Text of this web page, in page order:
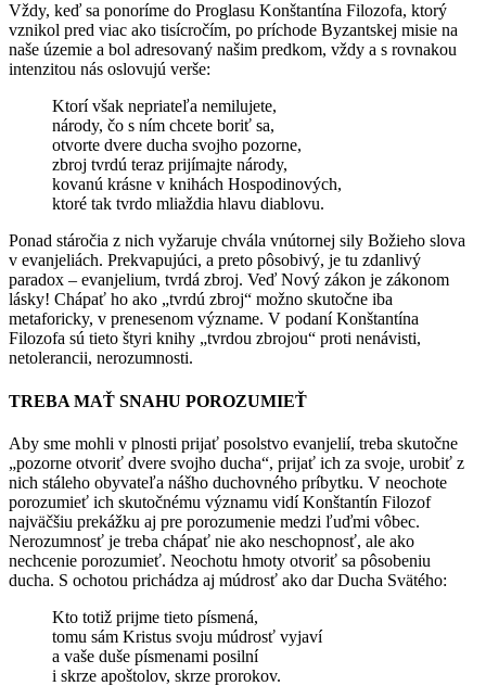
Vždy, keď sa ponoríme do Proglasu Konštantína Filozofa, ktorý
vznikol pred viac ako tisícročím, po príchode Byzantskej misie na
naše územie a bol adresovaný našim predkom, vždy a s rovnakou
intenzitou nás oslovujú verše:
Ktorí však nepriateľa nemilujete,
národy, čo s ním chcete boriť sa,
otvorte dvere ducha svojho pozorne,
zbroj tvrdú teraz prijímajte národy,
kovanú krásne v knihách Hospodinových,
ktoré tak tvrdo mliaždia hlavu diablovu.
Ponad stáročia z nich vyžaruje chvála vnútornej sily Božieho slova
v evanjeliách. Prekvapujúci, a preto pôsobivý, je tu zdanlivý
paradox – evanjelium, tvrdá zbroj. Veď Nový zákon je zákonom
lásky! Chápať ho ako „tvrdú zbroj“ možno skutočne iba
metaforicky, v prenesenom význame. V podaní Konštantína
Filozofa sú tieto štyri knihy „tvrdou zbrojou“ proti nenávisti,
netolerancii, nerozumnosti.
TREBA MAŤ SNAHU POROZUMIEŤ
Aby sme mohli v plnosti prijať posolstvo evanjelií, treba skutočne
„pozorne otvoriť dvere svojho ducha“, prijať ich za svoje, urobiť z
nich stáleho obyvateľa nášho duchovného príbytku. V neochote
porozumieť ich skutočnému významu vidí Konštantín Filozof
najväčšiu prekážku aj pre porozumenie medzi ľuďmi vôbec.
Nerozumnosť je treba chápať nie ako neschopnosť, ale ako
nechcenie porozumieť. Neochotu hmoty otvoriť sa pôsobeniu
ducha. S ochotou prichádza aj múdrosť ako dar Ducha Svätého:
Kto totiž prijme tieto písmená,
tomu sám Kristus svoju múdrosť vyjaví
a vaše duše písmenami posilní
i skrze apoštolov, skrze prorokov.